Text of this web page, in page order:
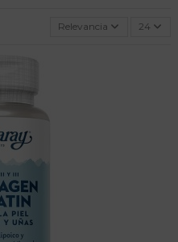
Relevancia 24